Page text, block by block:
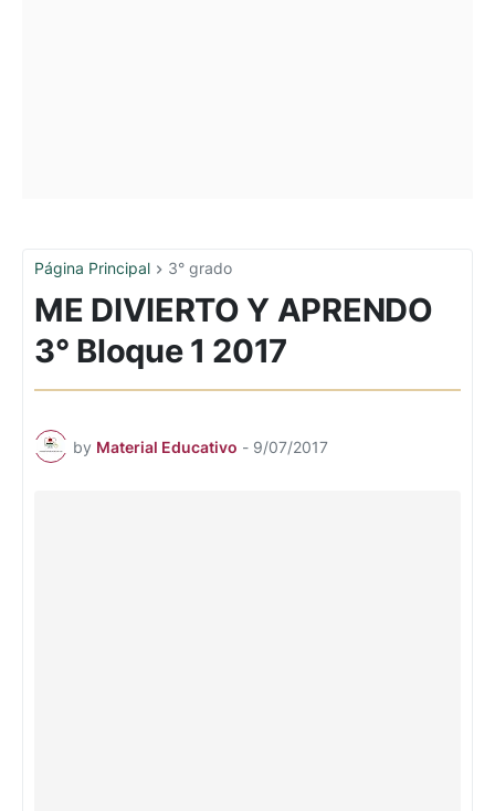
Página Principal 3° grado
ME DIVIERTO Y APRENDO
3° Bloque 1 2017
by Material Educativo - 9/07/2017